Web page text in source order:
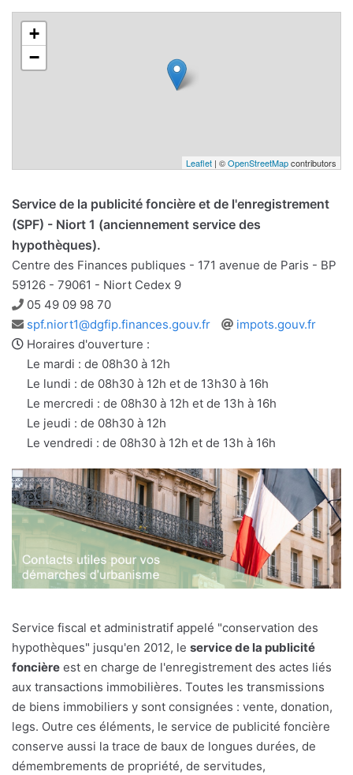
+
−
Leaflet | ©OpenStreetMapcontributors
Service de la publicité foncière et de l'enregistrement
(SPF) - Niort 1 (anciennement service des
hypothèques).
Centre des Finances publiques - 171 avenue de Paris - BP
59126 - 79061 - Niort Cedex 9
Téléphone
05 49 09 98 70
Adresse
e-
mail
spf.niort1@dgfip.finances.gouv.fr
Site
impots.gouv.fr
Horaires d'ouverture :
Le mardi : de 08h30 à 12h
Le lundi : de 08h30 à 12h et de 13h30 à 16h
Le mercredi : de 08h30 à 12h et de 13h à 16h
Le jeudi : de 08h30 à 12h
Le vendredi : de 08h30 à 12h et de 13h à 16h
Service fiscal et administratif appelé "conservation des
hypothèques" jusqu'en 2012, le service de la publicité
foncière est en charge de l'enregistrement des actes liés
aux transactions immobilières. Toutes les transmissions
de biens immobiliers y sont consignées : vente, donation,
legs. Outre ces éléments, le service de publicité foncière
conserve aussi la trace de baux de longues durées, de
démembrements de propriété, de servitudes,